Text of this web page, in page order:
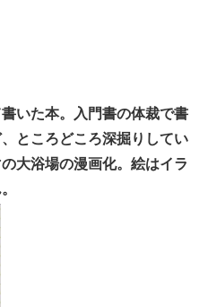
いた本。入門書の体裁で書
ところどころ深掘りしてい
大浴場の漫画化。絵はイラ